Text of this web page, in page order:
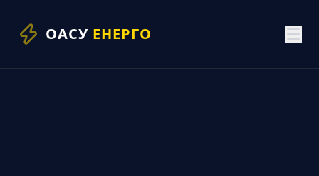
ОАСУ ЕНЕРГО